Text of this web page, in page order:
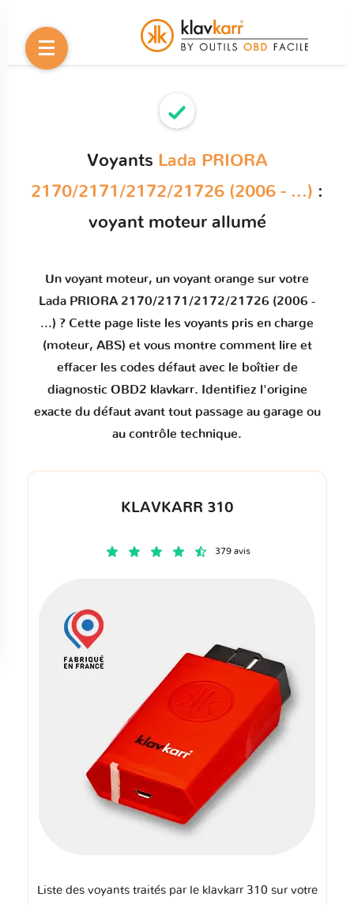
Voyants Lada PRIORA
2170/2171/2172/21726 (2006 - ...) :
voyant moteur allumé
Un voyant moteur, un voyant orange sur votre
Lada PRIORA 2170/2171/2172/21726 (2006 -
...) ? Cette page liste les voyants pris en charge
(moteur, ABS) et vous montre comment lire et
effacer les codes défautavec le boîtier de
diagnostic OBD2 klavkarr. Identifiez l'origine
exacte du défaut avant tout passage au garage ou
au contrôle technique.
KLAVKARR 310
379 avis
Liste des voyants traités par le klavkarr 310 sur votre